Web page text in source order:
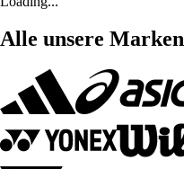
Alle unsere Marken